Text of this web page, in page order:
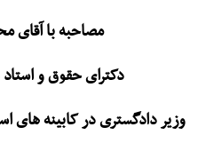
مصاحبه با آقای
دکترای حقوق و استاد
وزیر دادگستری در کابینه های